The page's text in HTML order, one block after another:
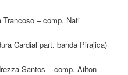
– comp. Nati
Cardial part. banda Pirajica)
Santos – comp. Ailton